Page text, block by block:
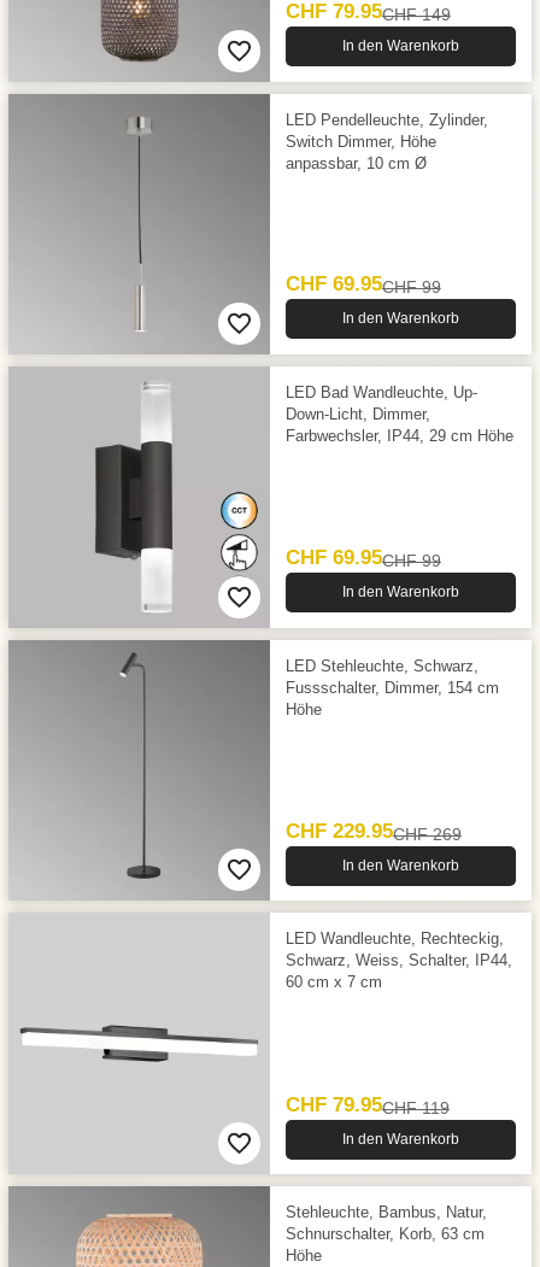
CHF 79.95CHF 149
In den Warenkorb
LED Pendelleuchte, Zylinder,
Switch Dimmer, Höhe
anpassbar, 10 cm Ø
CHF 69.95CHF 99
In den Warenkorb
LED Bad Wandleuchte, Up-
Down-Licht, Dimmer,
Farbwechsler, IP44, 29 cm Höhe
CHF 69.95CHF 99
In den Warenkorb
LED Stehleuchte, Schwarz,
Fussschalter, Dimmer, 154 cm
Höhe
CHF 229.95CHF 269
In den Warenkorb
LED Wandleuchte, Rechteckig,
Schwarz, Weiss, Schalter, IP44,
60 cm x 7 cm
CHF 79.95CHF 119
In den Warenkorb
Stehleuchte, Bambus, Natur,
Schnurschalter, Korb, 63 cm
Höhe